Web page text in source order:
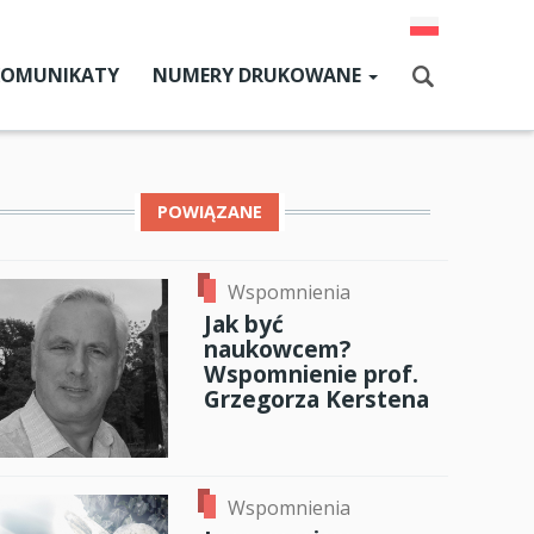
SGH
SGH
NUMERY DRUKOWANE
Aktualny numer
POWIĄZANE
Wspomnienia
Jak być
naukowcem?
Wspomnienie prof.
Grzegorza Kerstena
Wspomnienia